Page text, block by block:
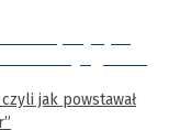
jak powstawał